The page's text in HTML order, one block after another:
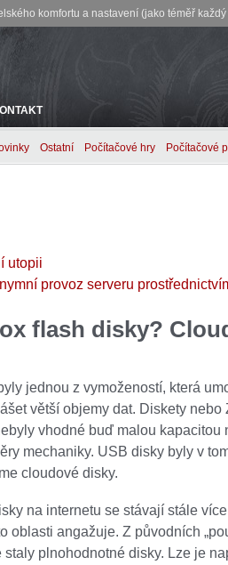
komfortu a nastavení (jako téměř
Ostatní Počítačové hry Počítačové
utopii
provoz serveru
flash disky?
jednou z vymožeností, která
větší objemy dat. Diskety nebo
vhodné buď malou kapacitou
mechaniky. USB disky byly v
cloudové disky.
na internetu se stávají stále
oblasti angažuje. Z původních
plnohodnotné disky. Lze je